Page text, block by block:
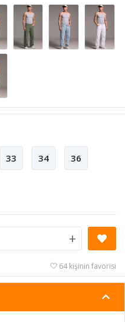
33 34 36
+
64 kişinin favorisi